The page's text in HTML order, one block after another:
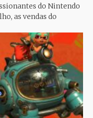
do Nintendo
as vendas do